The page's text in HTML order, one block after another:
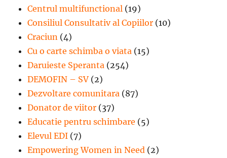
Centrul multifunctional (19)
Consiliul Consultativ al Copiilor (10)
Craciun (4)
Cu o carte schimba o viata (15)
Daruieste Speranta (254)
DEMOFIN – SV (2)
Dezvoltare comunitara (87)
Donator de viitor (37)
Educatie pentru schimbare (5)
Elevul EDI (7)
Empowering Women in Need (2)